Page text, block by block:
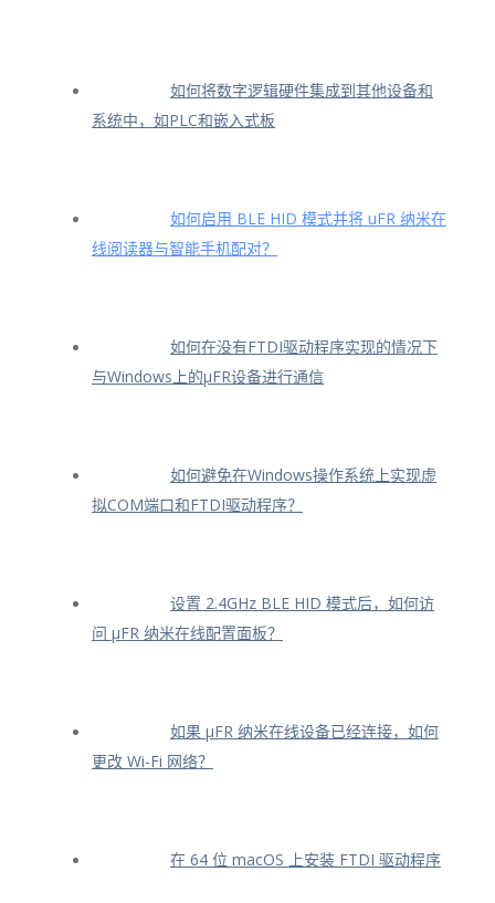
如何将数字逻辑硬件集成到其他设备和
系统中，如PLC和嵌入式板
如何启用 BLE HID 模式并将 uFR 纳米在
线阅读器与智能手机配对？
如何在没有FTDI驱动程序实现的情况下
与Windows上的μFR设备进行通信
如何避免在Windows操作系统上实现虚
拟COM端口和FTDI驱动程序？
设置 2.4GHz BLE HID 模式后，如何访
问 μFR 纳米在线配置面板？
如果 μFR 纳米在线设备已经连接，如何
更改 Wi-Fi 网络？
在 64 位 macOS 上安装 FTDI 驱动程序